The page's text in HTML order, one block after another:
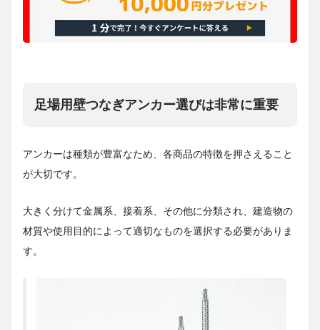
足場用壁つなぎアンカー選びは非常に重要
アンカーは種類が豊富なため、各商品の特徴を押さえること
が大切です。
大きく分けて金属系、接着系、その他に分類され、建造物の
材質や使用目的によって適切なものを選択する必要がありま
す。